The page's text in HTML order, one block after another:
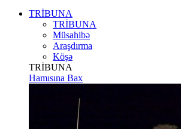
TRİBUNA
TRİBUNA
Müsahibə
Araşdırma
Köşə
TRİBUNA
Hamısına Bax